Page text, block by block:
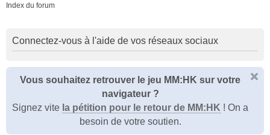
Index du forum
Connectez-vous à l'aide de vos réseaux sociaux
Vous souhaitez retrouver le jeu MM:HK sur votre
navigateur ?
Signez vite la pétition pour le retour de MM:HK ! On a
besoin de votre soutien.